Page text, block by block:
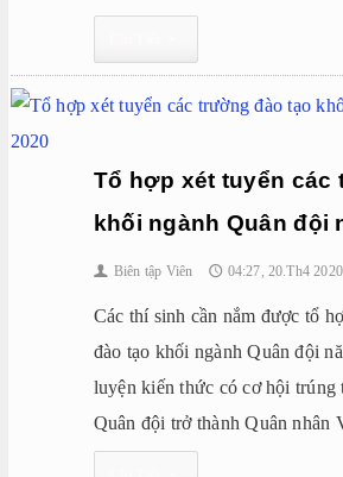
Tổ hợp xét tuyển các
khối ngành Quân đội
👤 Biên tập Viên 🕔 04:27, 20.Th4 2020
Các thí sinh cần nắm được tổ
đào tạo khối ngành Quân đội
luyện kiến thức có cơ hội trúng
Quân đội trở thành Quân nhân